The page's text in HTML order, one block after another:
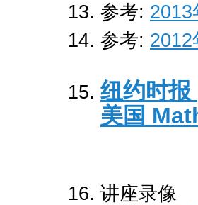
参考: 2013
参考: 2012
纽约时
美国
讲座录像